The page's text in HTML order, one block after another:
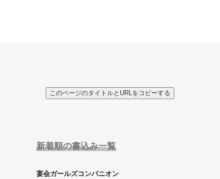
このページのタイトルとURLをコピーする
新着順の書込み一覧
宴会ガールズコンパニオン